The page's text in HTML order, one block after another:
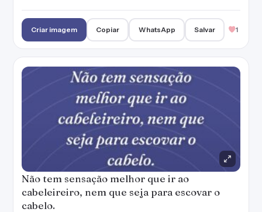
Criar imagem Copiar WhatsApp Salvar 1
Não tem sensação melhor que ir ao
cabeleireiro, nem que seja para escovar o
cabelo.